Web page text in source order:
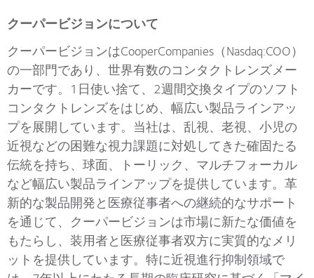
クーパービジョンについて
クーパービジョンはCooperCompanies（Nasdaq:COO）
の一部門であり、世界有数のコンタクトレンズメー
カーです。1日使い捨て、2週間交換タイプのソフト
コンタクトレンズをはじめ、幅広い製品ラインアッ
プを展開しています。当社は、乱視、老視、小児の
近視などの困難な視力課題に対処してきた確固たる
伝統を持ち、球面、トーリック、マルチフォーカル
など幅広い製品ラインアップを提供しています。革
新的な製品開発と医療従事者への継続的なサポート
を通じて、クーパービジョンは市場に新たな価値を
もたらし、装用者と医療従事者双方に実質的なメリ
ットを提供しています。特に近視進行抑制領域で